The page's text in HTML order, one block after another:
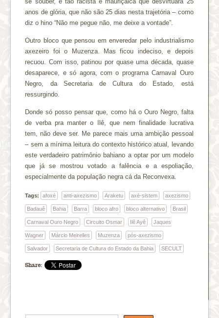
anos de glória, que não são 25 dias nesta trajetória – como
diz o hino “Não me pegue não, me deixe a vontade”.
Outro bloco que pensou em enveredar pelo industrialismo
axezeiro foi o Muzenza. Mas ficou indeciso, e depois
recuou. Com isso, patinou por quase uma década, quase
desaparece, e só agora, com o programa Carnaval Ouro
Negro, da Secretaria de Cultura do Estado, está
ressurgindo.
Donde só posso pensar que, como há o Ouro Negro, falta
de verba pra manter o Ilê, que nem finalidade lucrativa
tem, não deve ser. Me parece mais uma ambição pessoal
– sem a mínima leitura do contexto histórico atual, levando
este verdadeiro patrimônio bahiano a optar por um modelo
que já se mostrou votado a falência e a espoliação,
especialmente da população negra cá da Reconvexa.
Tags: afoxé anti-axezismo Araketu axé-sistem axezismo
Badauê Bahia Barra bloco afro bloco alternativo Brasil
Carnaval Ouro Negro Circuito Osmar Ilê Ayê Jaques
Wagner Márcio Meirelles Muzenza pós-axezismo
Salvador Secretaria de Cultura do Estado da Bahia SECULT
Share: